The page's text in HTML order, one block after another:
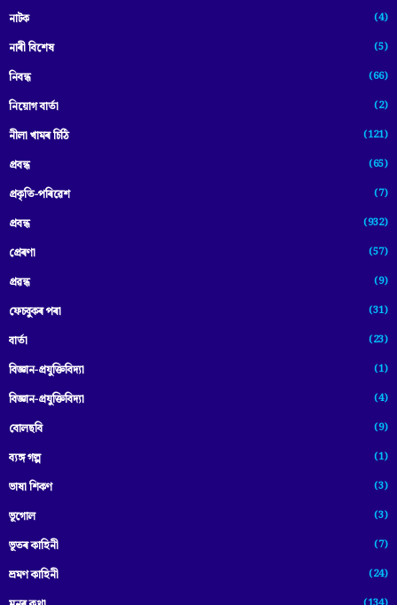
নাটক (4)
নাৰী বিশেষ (5)
নিবন্ধ (66)
নিয়োগ বাৰ্তা (2)
নীলা খামৰ চিঠি (121)
প্রবন্ধ (65)
প্ৰকৃতি-পৰিৱেশ (7)
প্ৰবন্ধ (932)
প্ৰেৰণা (57)
প্ৰৱন্ধ (9)
ফেচবুকৰ পৰা (31)
বাৰ্তা (23)
বিজ্ঞান-প্রযুক্তিবিদ্যা (1)
বিজ্ঞান-প্ৰযুক্তিবিদ্যা (4)
বোলছবি (9)
ব্যঙ্গ গল্প (1)
ভাষা শিকণ (3)
ভূগোল (3)
ভূতৰ কাহিনী (7)
ভ্ৰমণ কাহিনী (24)